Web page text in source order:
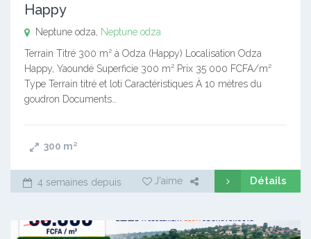
Happy
Neptune odza,
Neptune odza
Terrain Titré 300 m² à Odza (Happy) Localisation Odza
Happy, Yaoundé Superficie 300 m² Prix 35 000 FCFA/m²
Type Terrain titré et loti Caractéristiques À 10 mètres du
goudron Documents…
300 m²
4 semaines depuis J'aime Détails